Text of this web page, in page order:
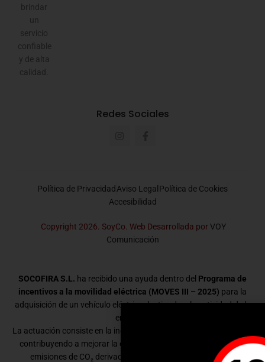
brindar
un
servicio
confiable
y de alta
calidad.
Redes Sociales
Política de PrivacidadAviso Legal Política de Cookies
Accesibilidad
Copyright 2026. SoyCo. Web Desarrollada porVOY
Comunicación
SOCOFIRA S.L. ha recibido una ayuda dentro del Programa de
incentivos a la movilidad eléctrica (MOVES III – 2025) para la
adquisición de un vehículo eléctrico destinado a la actividad de la
empresa.
La actuación consiste en la incorporación de un vehículo eléctrico,
contribuyendo a mejorar la eficiencia energética y a reducir las
emisiones de CO₂ derivadas de la movilidad empresarial.